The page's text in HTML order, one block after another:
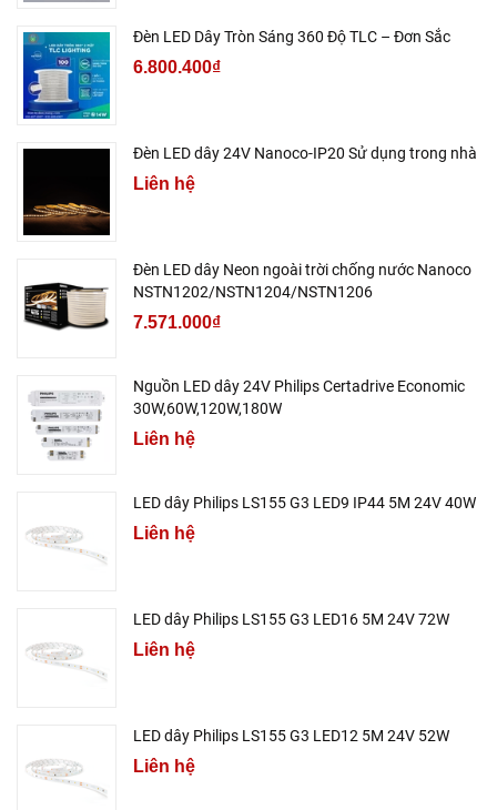
Đèn LED Dây Tròn Sáng 360 Độ TLC – Đơn Sắc
6.800.400₫
Đèn LED dây 24V Nanoco-IP20 Sử dụng trong nhà
Liên hệ
Đèn LED dây Neon ngoài trời chống nước Nanoco
NSTN1202/NSTN1204/NSTN1206
7.571.000₫
Nguồn LED dây 24V Philips Certadrive Economic
30W,60W,120W,180W
Liên hệ
LED dây Philips LS155 G3 LED9 IP44 5M 24V 40W
Liên hệ
LED dây Philips LS155 G3 LED16 5M 24V 72W
Liên hệ
LED dây Philips LS155 G3 LED12 5M 24V 52W
Liên hệ